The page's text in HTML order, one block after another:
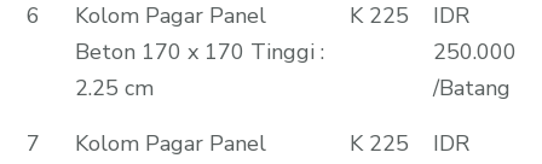
6
Kolom Pagar Panel
Beton 170 x 170 Tinggi :
2.25 cm
K 225
IDR
250.000
/Batang
7
Kolom Pagar Panel
K 225
IDR